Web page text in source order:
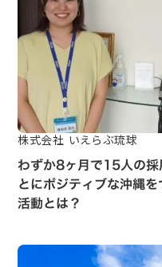
株式会社 いえらぶ琉球
わずか8ヶ月で15人の
とにポジティブな沖縄
活動とは？